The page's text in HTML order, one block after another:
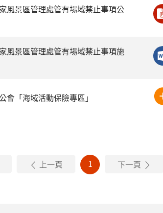
風景區管理處管有場域禁止事項公
風景區管理處管有場域禁止事項施
會「海域活動保險專區」
上一頁 1 下一頁